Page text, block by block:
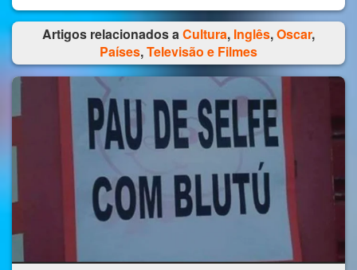
Artigos relacionados aCultura, Inglês,Oscar,
Países,Televisão e Filmes